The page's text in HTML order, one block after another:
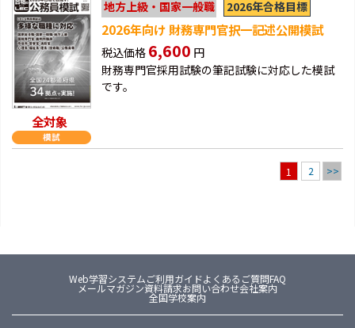
全対象
地方上級・国家一般職 2026年合格目標
2026年向け 財務専門官択一記述公開模試
税込価格 6,600 円
財務専門官採用試験の筆記試験に対応した模試
です。
1 2 >>
Web学習システムご利用ガイドよくあるご質問FAQ
メールマガジン資料請求お問い合わせ会社案内
全国学校案内